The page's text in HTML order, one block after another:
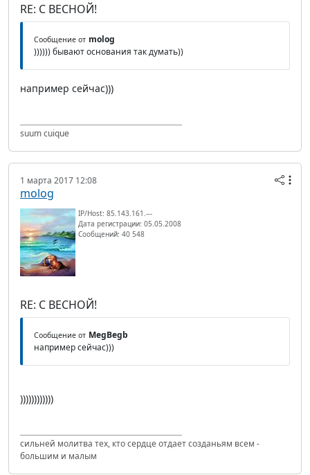
RE: С ВЕСНОЙ!
Сообщение от molog
)))))) бывают основания так думать))
например сейчас)))
suum cuique
1 марта 2017 12:08
molog
IP/Host: 85.143.161.---
Дата регистрации: 05.05.2008
Сообщений: 40 548
RE: С ВЕСНОЙ!
Сообщение от MegBegb
например сейчас)))
))))))))))))
сильней молитва тех, кто сердце отдает созданьям всем -
большим и малым